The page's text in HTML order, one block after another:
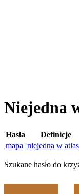
Niejedna
Hasła
Definicje
mapa niejedna w
Szukane hasło do